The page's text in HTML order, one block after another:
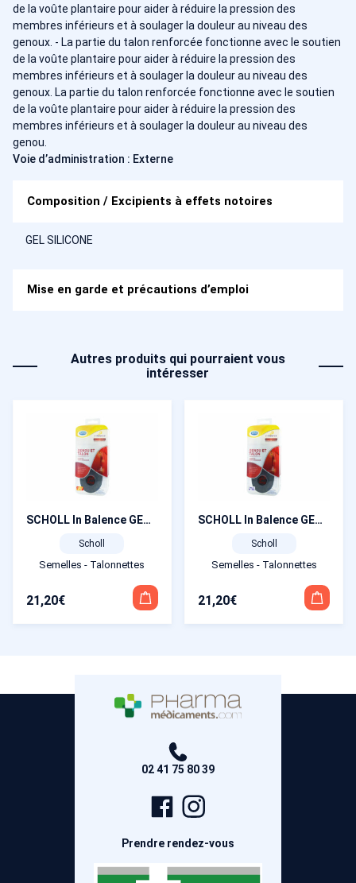
de la voûte plantaire pour aider à réduire la pression des
membres inférieurs et à soulager la douleur au niveau des
genoux. - La partie du talon renforcée fonctionne avec le soutien
de la voûte plantaire pour aider à réduire la pression des
membres inférieurs et à soulager la douleur au niveau des
genoux. La partie du talon renforcée fonctionne avec le soutien
de la voûte plantaire pour aider à réduire la pression des
membres inférieurs et à soulager la douleur au niveau des
genou.
Voie d’administration : Externe
Composition / Excipients à effets notoires
GEL SILICONE
Mise en garde et précautions d’emploi
Autres produits qui pourraient vous
intéresser
SCHOLL In Balence GENOU ET TALON Semelles Anti-douleur T 40 – 42
Scholl
Semelles - Talonnettes
21,20€
SCHOLL In Balence GENOU ET TALON Semelles Anti-douleur T 37 – 39,5
Scholl
Semelles - Talonnettes
21,20€
02 41 75 80 39
Page
Facebook
Prendre rendez-vous